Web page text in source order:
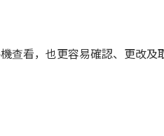
查看，也更容易確認、更改及